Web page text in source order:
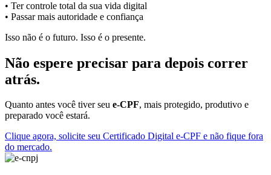
• Ter controle total da sua vida digital
• Passar mais autoridade e confiança
Isso não é o futuro. Isso é o presente.
Não espere precisar para depois correr
atrás.
Quanto antes você tiver seu e-CPF, mais protegido, produtivo e
preparado você estará.
Clique agora, solicite seu Certificado Digital e-CPF e não fique fora
do mercado.